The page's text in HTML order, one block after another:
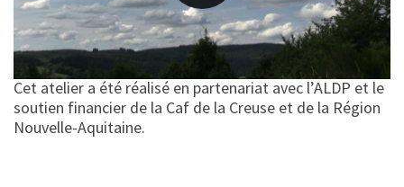
où les termes « spécificité » et « atypie » ne sont pas
des gros mots, ni des étiquettes qui permettraient de
les résumer. Et où la diversité et synonyme de richesse.
Cet atelier a été réalisé en partenariat avec l’ALDP et le
soutien financier de la Caf de la Creuse et de la Région
Nouvelle-Aquitaine.